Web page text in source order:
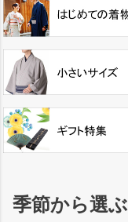
季節から選ぶ